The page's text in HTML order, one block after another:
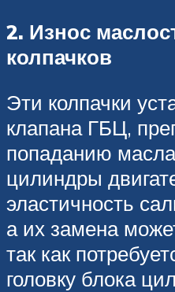
2. Износ
колпачков
Эти колпачки
клапана ГБЦ,
попаданию
цилиндры
эластичность
а их замена
так как
головку блока